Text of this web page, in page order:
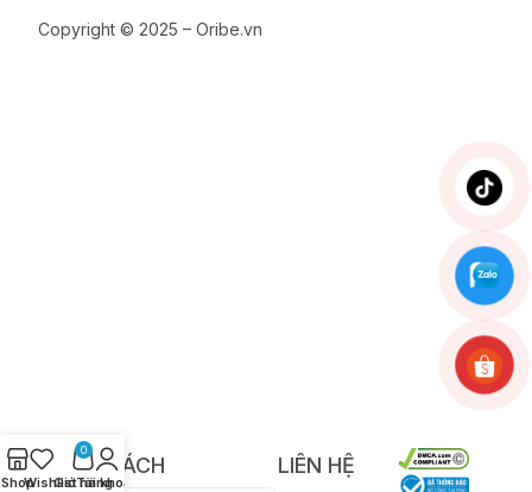
Copyright © 2025 – Oribe.vn
CHÍNH SÁCH LIÊN HỆ
ShopWishlist
0
Giỏ hàng
Tài khoản